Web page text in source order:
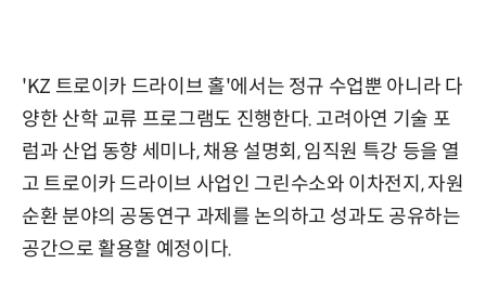
'KZ 트로이카 드라이브 홀'에서는 정규 수업뿐 아니라 다
양한 산학 교류 프로그램도 진행한다. 고려아연 기술 포
럼과 산업 동향 세미나, 채용 설명회, 임직원 특강 등을 열
고 트로이카 드라이브 사업인 그린수소와 이차전지, 자원
순환 분야의 공동연구 과제를 논의하고 성과도 공유하는
공간으로 활용할 예정이다.